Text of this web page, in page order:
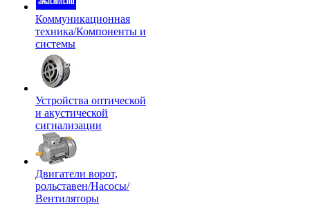
Коммуникационная
техника/Компоненты и
системы
Устройства оптической
и акустической
сигнализации
Двигатели ворот,
рольставен/Насосы/
Вентиляторы